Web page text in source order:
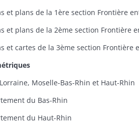
Moselle-Bas-Rhin et Haut-Rhin
du Bas-Rhin
du Haut-Rhin